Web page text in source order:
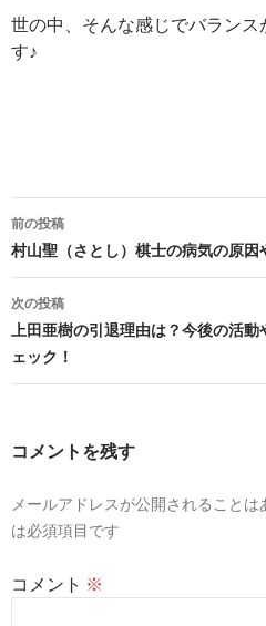
世の中、そんな感じでバランス
す♪
投
稿
ナ
ビ
ゲ
シ
ン
前の投稿
村山聖（さとし）棋士の病気の原因
次の投稿
上田亜樹の引退理由は？今後の活
ェック！
コメントを残す
メールアドレスが公開されることは
は必須項目です
コメント ※